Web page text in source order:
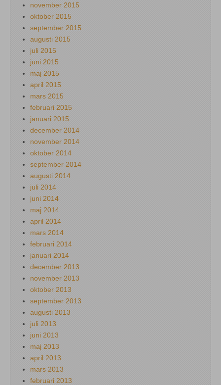
november 2015
oktober 2015
september 2015
augusti 2015
juli 2015
juni 2015
maj 2015
april 2015
mars 2015
februari 2015
januari 2015
december 2014
november 2014
oktober 2014
september 2014
augusti 2014
juli 2014
juni 2014
maj 2014
april 2014
mars 2014
februari 2014
januari 2014
december 2013
november 2013
oktober 2013
september 2013
augusti 2013
juli 2013
juni 2013
maj 2013
april 2013
mars 2013
februari 2013